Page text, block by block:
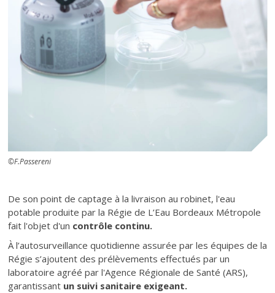
©F.Passereni
Texte
De son point de captage à la livraison au robinet, l'eau
potable produite par la Régie de L’Eau Bordeaux Métropole
fait l'objet d'un contrôle continu.
À l’autosurveillance quotidienne assurée par les équipes de la
Régie s’ajoutent des prélèvements effectués par un
laboratoire agréé par l'Agence Régionale de Santé (ARS),
garantissant un suivi sanitaire exigeant.